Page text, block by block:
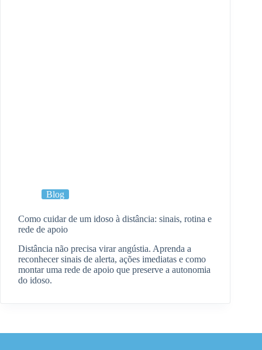
Blog
Como cuidar de um idoso à distância: sinais, rotina e
rede de apoio
Distância não precisa virar angústia. Aprenda a
reconhecer sinais de alerta, ações imediatas e como
montar uma rede de apoio que preserve a autonomia
do idoso.